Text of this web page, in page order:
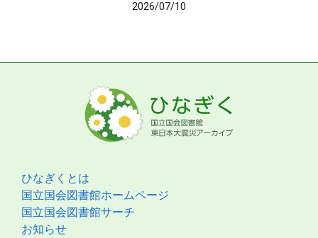
2026/07/10
ひなぎくとは
国立国会図書館ホームページ
国立国会図書館サーチ
お知らせ